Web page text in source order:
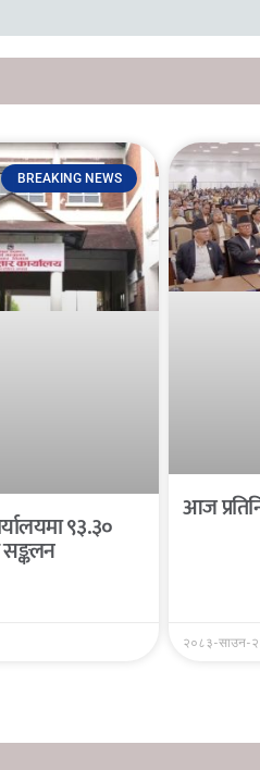
BREAKING NEWS
९३.३०
सङ्कलन
आज
२०८३-साउन-